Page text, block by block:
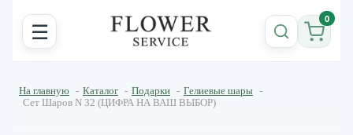
☰ 0
На главную - Каталог - Подарки - Гелиевые шары -
Сет Шаров N 32 (ЦИФРА НА ВАШ ВЫБОР)